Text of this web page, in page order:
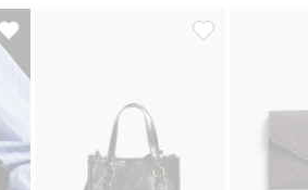
Tote bag sisätaskulla, Lisää suosikkeihin